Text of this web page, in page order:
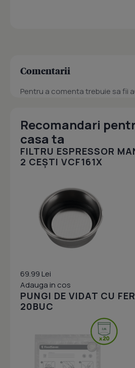
Comentarii
Pentru a comenta trebuie sa fii
Recomandari
casa ta
FILTRU ESPRESSOR
2 CEȘTI VCF161X
69.99 Lei
Adauga in cos
PUNGI DE VIDAT CU
20BUC